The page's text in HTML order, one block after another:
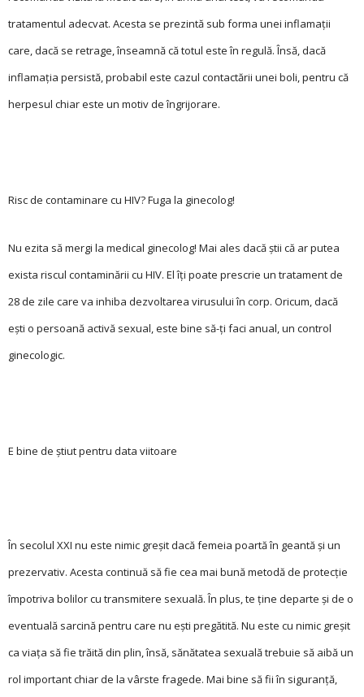
tratamentul adecvat. Acesta se prezintă sub forma unei inflamaţii
care, dacă se retrage, înseamnă că totul este în regulă. Însă, dacă
inflamaţia persistă, probabil este cazul contactării unei boli, pentru că
herpesul chiar este un motiv de îngrijorare.
Risc de contaminare cu HIV? Fuga la ginecolog!
Nu ezita să mergi la medical ginecolog! Mai ales dacă știi că ar putea
exista riscul contaminării cu HIV. El îți poate prescrie un tratament de
28 de zile care va inhiba dezvoltarea virusului în corp. Oricum, dacă
ești o persoană activă sexual, este bine să-ţi faci anual, un control
ginecologic.
E bine de știut pentru data viitoare
În secolul XXI nu este nimic greșit dacă femeia poartă în geantă și un
prezervativ. Acesta continuă să fie cea mai bună metodă de protecţie
împotriva bolilor cu transmitere sexuală. În plus, te ţine departe și de o
eventuală sarcină pentru care nu ești pregătită. Nu este cu nimic greșit
ca viaţa să fie trăită din plin, însă, sănătatea sexuală trebuie să aibă un
rol important chiar de la vârste fragede. Mai bine să fii în siguranţă,